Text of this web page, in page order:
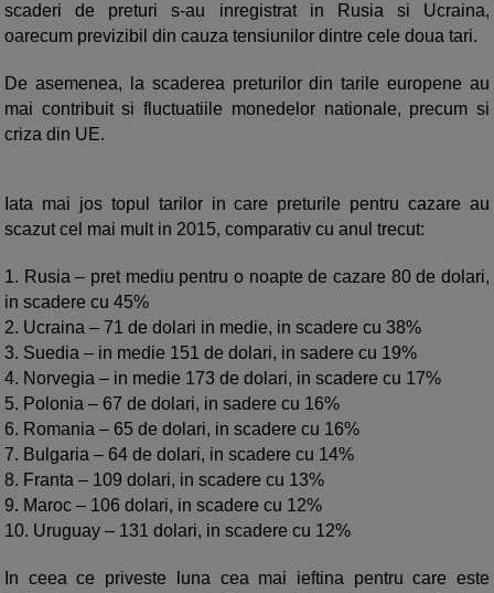
scaderi de preturi s-au inregistrat in Rusia si Ucraina,
oarecum previzibil din cauza tensiunilor dintre cele doua tari.
De asemenea, la scaderea preturilor din tarile europene au
mai contribuit si fluctuatiile monedelor nationale, precum si
criza din UE.
Iata mai jos topul tarilor in care preturile pentru cazare au
scazut cel mai mult in 2015, comparativ cu anul trecut:
1. Rusia – pret mediu pentru o noapte de cazare 80 de dolari,
in scadere cu 45%
2. Ucraina – 71 de dolari in medie, in scadere cu 38%
3. Suedia – in medie 151 de dolari, in sadere cu 19%
4. Norvegia – in medie 173 de dolari, in scadere cu 17%
5. Polonia – 67 de dolari, in sadere cu 16%
6. Romania – 65 de dolari, in scadere cu 16%
7. Bulgaria – 64 de dolari, in scadere cu 14%
8. Franta – 109 dolari, in scadere cu 13%
9. Maroc – 106 dolari, in scadere cu 12%
10. Uruguay – 131 dolari, in scadere cu 12%
In ceea ce priveste luna cea mai ieftina pentru care este